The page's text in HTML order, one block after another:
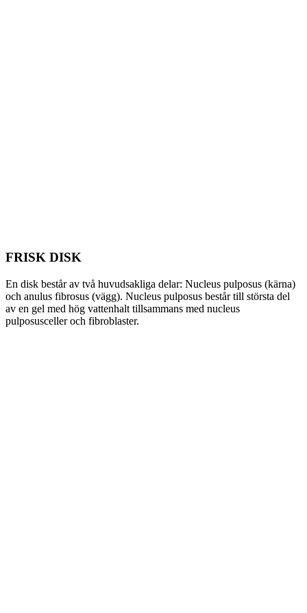
FRISK DISK
En disk består av två huvudsakliga delar: Nucleus pulposus (kärna)
och anulus fibrosus (vägg). Nucleus pulposus består till största del
av en gel med hög vattenhalt tillsammans med nucleus
pulposusceller och fibroblaster.